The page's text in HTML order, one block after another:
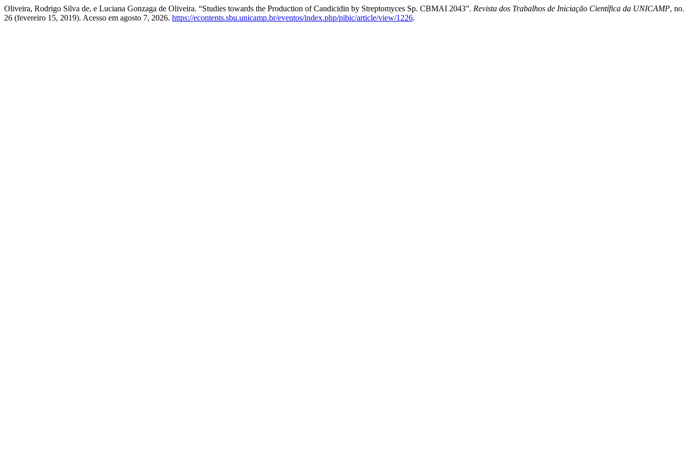
Oliveira, Rodrigo Silva de, e Luciana Gonzaga de Oliveira. “Studies towards the Production of Candicidin by Streptomyces Sp. CBMAI 2043”. Revista dos Trabalhos de Iniciação Científica da UNICAMP, no.
26 (fevereiro 15, 2019). Acesso em agosto 7, 2026. https://econtents.sbu.unicamp.br/eventos/index.php/pibic/article/view/1226.